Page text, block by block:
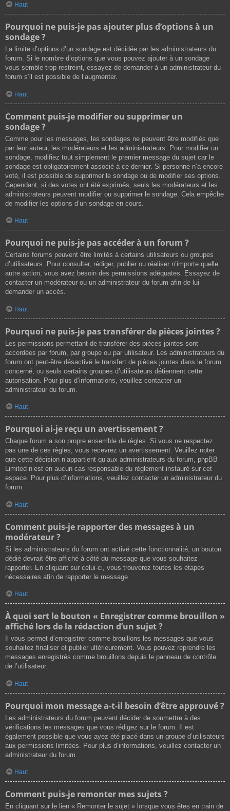
Haut
Pourquoi ne puis-je pas ajouter plus d’options à un
sondage ?
La limite d’options d’un sondage est décidée par les administrateurs du
forum. Si le nombre d’options que vous pouvez ajouter à un sondage
vous semble trop restreint, essayez de demander à un administrateur du
forum s’il est possible de l’augmenter.
Haut
Comment puis-je modifier ou supprimer un
sondage ?
Comme pour les messages, les sondages ne peuvent être modifiés que
par leur auteur, les modérateurs et les administrateurs. Pour modifier un
sondage, modifiez tout simplement le premier message du sujet car le
sondage est obligatoirement associé à ce dernier. Si personne n’a encore
voté, il est possible de supprimer le sondage ou de modifier ses options.
Cependant, si des votes ont été exprimés, seuls les modérateurs et les
administrateurs peuvent modifier ou supprimer le sondage. Cela empêche
de modifier les options d’un sondage en cours.
Haut
Pourquoi ne puis-je pas accéder à un forum ?
Certains forums peuvent être limités à certains utilisateurs ou groupes
d’utilisateurs. Pour consulter, rédiger, publier ou réaliser n’importe quelle
autre action, vous avez besoin des permissions adéquates. Essayez de
contacter un modérateur ou un administrateur du forum afin de lui
demander un accès.
Haut
Pourquoi ne puis-je pas transférer de pièces jointes ?
Les permissions permettant de transférer des pièces jointes sont
accordées par forum, par groupe ou par utilisateur. Les administrateurs du
forum ont peut-être désactivé le transfert de pièces jointes dans le forum
concerné, ou seuls certains groupes d’utilisateurs détiennent cette
autorisation. Pour plus d’informations, veuillez contacter un
administrateur du forum.
Haut
Pourquoi ai-je reçu un avertissement ?
Chaque forum a son propre ensemble de règles. Si vous ne respectez
pas une de ces règles, vous recevrez un avertissement. Veuillez noter
que cette décision n’appartient qu’aux administrateurs du forum, phpBB
Limited n’est en aucun cas responsable du règlement instauré sur cet
espace. Pour plus d’informations, veuillez contacter un administrateur du
forum.
Haut
Comment puis-je rapporter des messages à un
modérateur ?
Si les administrateurs du forum ont activé cette fonctionnalité, un bouton
dédié devrait être affiché à côté du message que vous souhaitez
rapporter. En cliquant sur celui-ci, vous trouverez toutes les étapes
nécessaires afin de rapporter le message.
Haut
À quoi sert le bouton « Enregistrer comme brouillon »
affiché lors de la rédaction d’un sujet ?
Il vous permet d’enregistrer comme brouillons les messages que vous
souhaitez finaliser et publier ultérieurement. Vous pouvez reprendre les
messages enregistrés comme brouillons depuis le panneau de contrôle
de l’utilisateur.
Haut
Pourquoi mon message a-t-il besoin d’être approuvé ?
Les administrateurs du forum peuvent décider de soumettre à des
vérifications les messages que vous rédigez sur le forum. Il est
également possible que vous ayez été placé dans un groupe d’utilisateurs
aux permissions limitées. Pour plus d’informations, veuillez contacter un
administrateur du forum.
Haut
Comment puis-je remonter mes sujets ?
En cliquant sur le lien « Remonter le sujet » lorsque vous êtes en train de